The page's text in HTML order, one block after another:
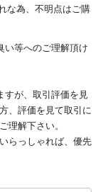
な為、不明点はご購
い等へのご理解頂け
が、取引評価を見
、評価を見て取引に
理解下さい。
らっしゃれば、優先